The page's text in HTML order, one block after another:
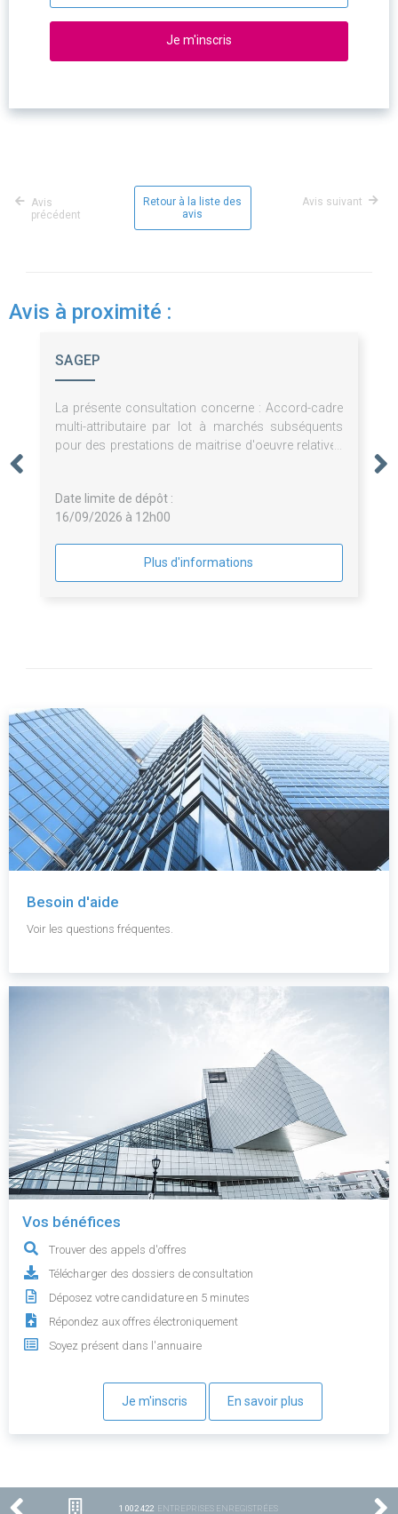
Je m'inscris
Avis
précédent
Retour à la liste des
avis
Avis suivant
Avis à proximité :
SAGEP
La présente consultation concerne : Accord-cadre
multi-attributaire par lot à marchés subséquents
pour des prestations de maitrise d'oeuvre relatives
Département du Var.
Date limite de dépôt :
16/09/2026 à 12h00
Plus d'informations
Besoin d'aide
Voir les questions fréquentes.
Vos bénéfices
Trouver des appels d'offres
Télécharger des dossiers de consultation
Déposez votre candidature en 5 minutes
Répondez aux offres électroniquement
Soyez présent dans l'annuaire
Je m'inscris En savoir plus
1 002 422 ENTREPRISES ENREGISTRÉES